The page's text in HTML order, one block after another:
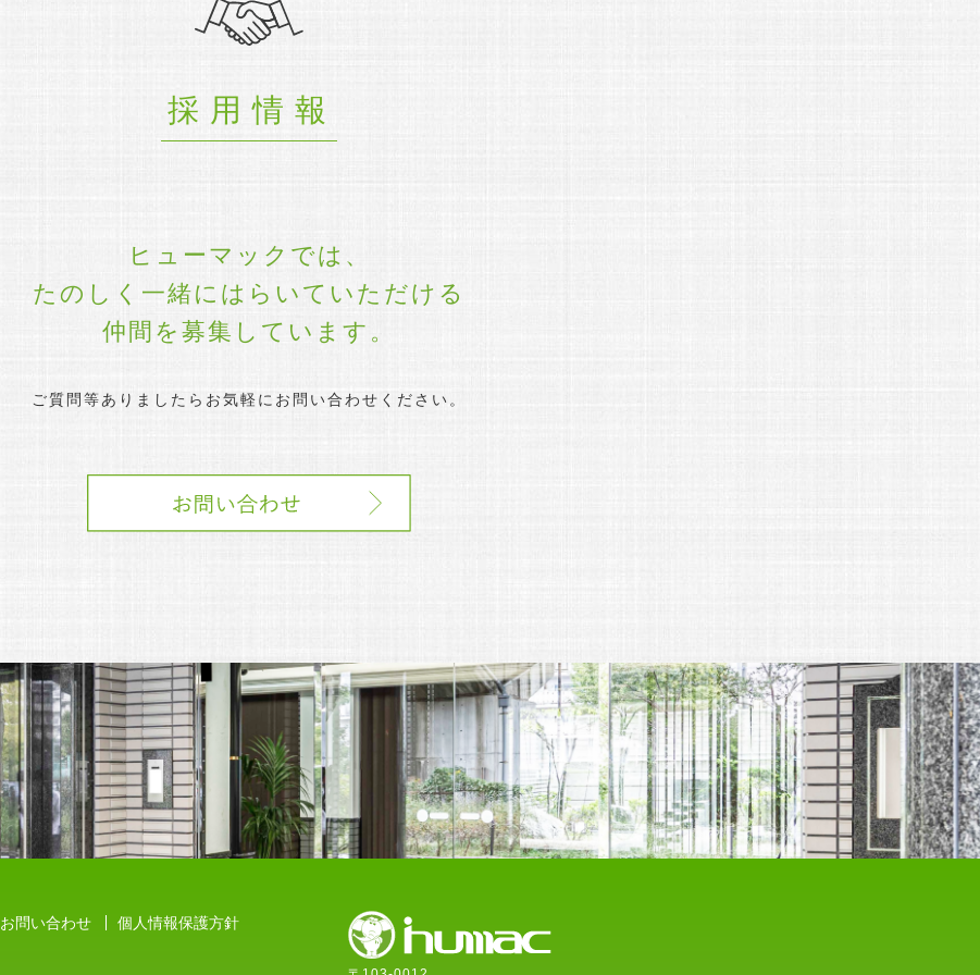
採用情報
ヒューマックでは、
たのしく一緒にはらいていただける
仲間を募集しています。
ご質問等ありましたらお気軽にお問い合わせください。
お問い合わせ 個人情報保護方針